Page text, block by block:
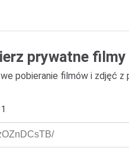
prywatne
pobieranie filmów i zdjęć z